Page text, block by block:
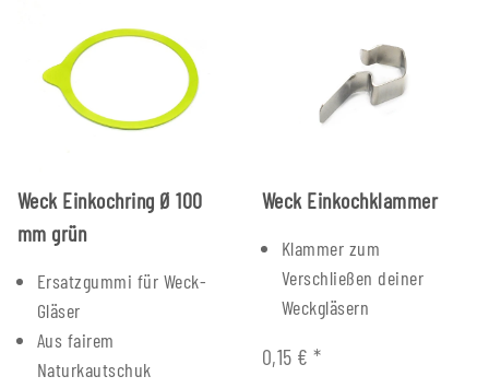
Weck Einkochring Ø 100
mm grün
Ersatzgummi für Weck-
Gläser
Aus fairem
Naturkautschuk
Weck Einkochklammer
Klammer zum
Verschließen deiner
Weckgläsern
0,15 €*